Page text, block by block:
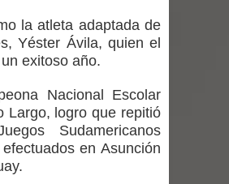
positividad en influenza hace que
reiteren llamado a
Meza endurece críticas contra
de Salud por dejar fuera a
la atleta adaptada de
Yéster Ávila, quien el
exitoso año.
Nacional Escolar
Largo, logro que repitió
Sudamericanos
en Asunción